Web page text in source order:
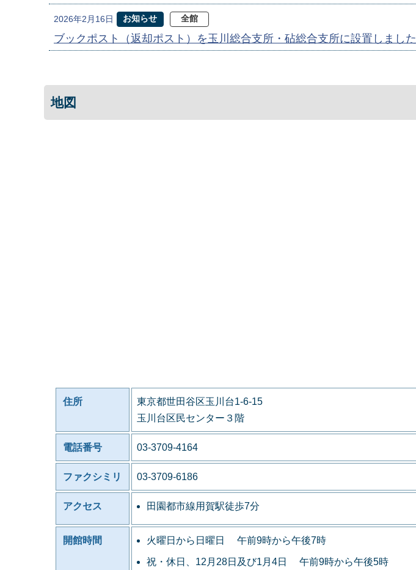
2026年2月16日 お知らせ 全館
ブックポスト（返却ポスト）を玉川総合支所・砧総合支所に設置しました
地図
住所
東京都世田谷区玉川台1-6-15
玉川台区民センター３階
電話番号 03-3709-4164
ファクシミリ 03-3709-6186
アクセス 田園都市線用賀駅徒歩7分
開館時間 火曜日から日曜日 午前9時から午後7時
祝・休日、12月28日及び1月4日 午前9時から午後5時